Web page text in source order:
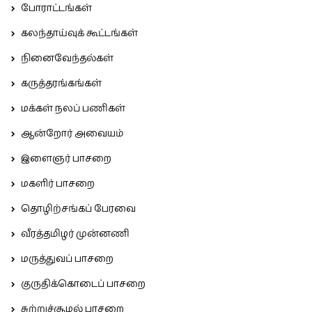
போராட்டங்கள்
கலந்தாய்வுக் கூட்டங்கள்
நினைவேந்தல்கள்
கருத்தரங்கங்கள்
மக்கள் நலப் பணிகள்
ஆன்றோர் அவையம்
இளைஞர் பாசறை
மகளிர் பாசறை
தொழிற்சங்கப் பேரவை
வீரத்தமிழர் முன்னணி
மருத்துவப் பாசறை
குருதிக்கொடைப் பாசறை